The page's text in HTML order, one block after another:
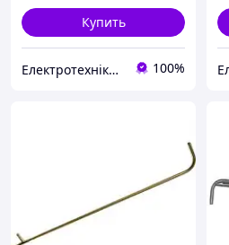
Купить
Електротехніка, автоматизація, КВП та А, привідна техніка 100%